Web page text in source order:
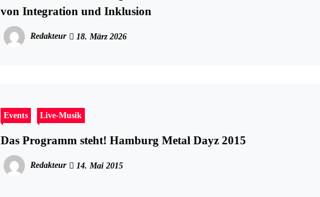
von Integration und Inklusion
Redakteur 18. März 2026
Events Live-Musik
Das Programm steht! Hamburg Metal Dayz 2015
Redakteur 14. Mai 2015